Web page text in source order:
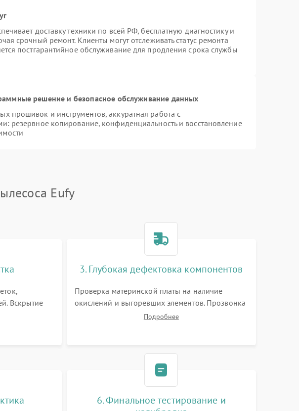
доставку техники по всей РФ, бесплатную диагностику и
срочный ремонт. Клиенты могут отслеживать статус ремонта
постгарантийное обслуживание для продления срока службы
решение и безопасное обслуживание данных
прошивок и инструментов, аккуратная работа с
резервное копирование, конфиденциальность и восстановление
Eufy
Вскрытие
внутренних
3. Глубокая дефектовка компонентов
Проверка материнской платы на наличие
окислений и выгоревших элементов. Прозвонка
цепей питания, тестирование приводных
Подробнее
6. Финальное тестирование и